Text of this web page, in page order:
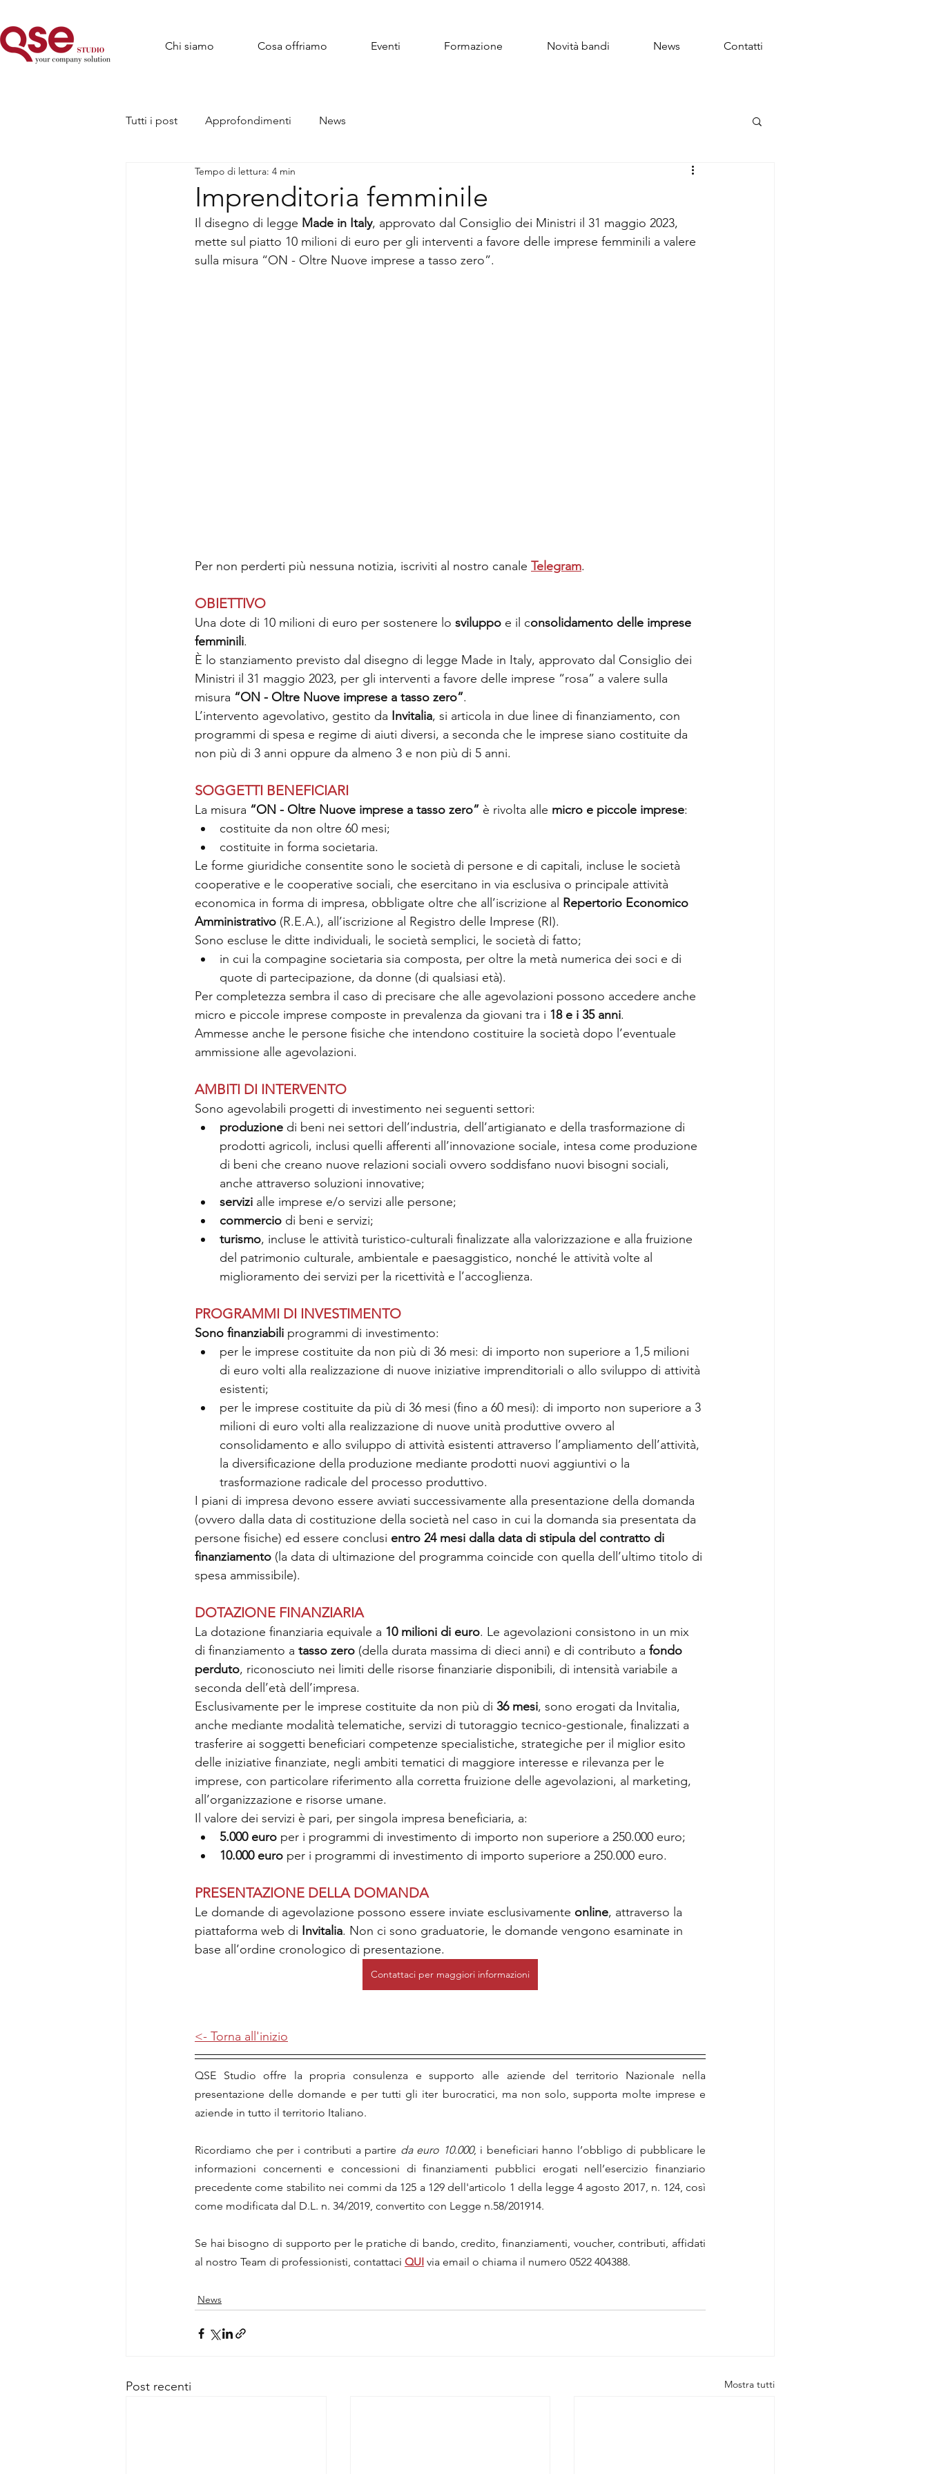
Chi siamo Cosa offriamo Eventi Formazione Novità bandi News Contatti
Tutti i post Approfondimenti News
Imprenditoria femminile
Tempo di lettura: 4 min
Il disegno di legge Made in Italy, approvato dal Consiglio dei Ministri il 31 maggio 2023,
mette sul piatto 10 milioni di euro per gli interventi a favore delle imprese femminili a valere
sulla misura “ON - Oltre Nuove imprese a tasso zero”.
Per non perderti più nessuna notizia, iscriviti al nostro canale Telegram.
OBIETTIVO
Una dote di 10 milioni di euro per sostenere lo sviluppo e il consolidamento delle imprese
femminili.
È lo stanziamento previsto dal disegno di legge Made in Italy, approvato dal Consiglio dei
Ministri il 31 maggio 2023, per gli interventi a favore delle imprese “rosa” a valere sulla
misura “ON - Oltre Nuove imprese a tasso zero”.
L’intervento agevolativo, gestito da Invitalia, si articola in due linee di finanziamento, con
programmi di spesa e regime di aiuti diversi, a seconda che le imprese siano costituite da
non più di 3 anni oppure da almeno 3 e non più di 5 anni.
SOGGETTI BENEFICIARI
La misura “ON - Oltre Nuove imprese a tasso zero” è rivolta alle micro e piccole imprese:
costituite da non oltre 60 mesi;
costituite in forma societaria.
Le forme giuridiche consentite sono le società di persone e di capitali, incluse le società
cooperative e le cooperative sociali, che esercitano in via esclusiva o principale attività
economica in forma di impresa, obbligate oltre che all’iscrizione al Repertorio Economico
Amministrativo (R.E.A.), all’iscrizione al Registro delle Imprese (RI).
Sono escluse le ditte individuali, le società semplici, le società di fatto;
in cui la compagine societaria sia composta, per oltre la metà numerica dei soci e di
quote di partecipazione, da donne (di qualsiasi età).
Per completezza sembra il caso di precisare che alle agevolazioni possono accedere anche
micro e piccole imprese composte in prevalenza da giovani tra i 18 e i 35 anni.
Ammesse anche le persone fisiche che intendono costituire la società dopo l’eventuale
ammissione alle agevolazioni.
AMBITI DI INTERVENTO
Sono agevolabili progetti di investimento nei seguenti settori:
produzione di beni nei settori dell’industria, dell’artigianato e della trasformazione di
prodotti agricoli, inclusi quelli afferenti all’innovazione sociale, intesa come produzione
di beni che creano nuove relazioni sociali ovvero soddisfano nuovi bisogni sociali,
anche attraverso soluzioni innovative;
servizi alle imprese e/o servizi alle persone;
commercio di beni e servizi;
turismo, incluse le attività turistico-culturali finalizzate alla valorizzazione e alla fruizione
del patrimonio culturale, ambientale e paesaggistico, nonché le attività volte al
miglioramento dei servizi per la ricettività e l’accoglienza.
PROGRAMMI DI INVESTIMENTO
Sono finanziabili programmi di investimento:
per le imprese costituite da non più di 36 mesi: di importo non superiore a 1,5 milioni
di euro volti alla realizzazione di nuove iniziative imprenditoriali o allo sviluppo di attività
esistenti;
per le imprese costituite da più di 36 mesi (fino a 60 mesi): di importo non superiore a 3
milioni di euro volti alla realizzazione di nuove unità produttive ovvero al
consolidamento e allo sviluppo di attività esistenti attraverso l’ampliamento dell’attività,
la diversificazione della produzione mediante prodotti nuovi aggiuntivi o la
trasformazione radicale del processo produttivo.
I piani di impresa devono essere avviati successivamente alla presentazione della domanda
(ovvero dalla data di costituzione della società nel caso in cui la domanda sia presentata da
persone fisiche) ed essere conclusi entro 24 mesi dalla data di stipula del contratto di
finanziamento (la data di ultimazione del programma coincide con quella dell’ultimo titolo di
spesa ammissibile).
DOTAZIONE FINANZIARIA
La dotazione finanziaria equivale a 10 milioni di euro. Le agevolazioni consistono in un mix
di finanziamento a tasso zero (della durata massima di dieci anni) e di contributo a fondo
perduto, riconosciuto nei limiti delle risorse finanziarie disponibili, di intensità variabile a
seconda dell’età dell’impresa.
Esclusivamente per le imprese costituite da non più di 36 mesi, sono erogati da Invitalia,
anche mediante modalità telematiche, servizi di tutoraggio tecnico-gestionale, finalizzati a
trasferire ai soggetti beneficiari competenze specialistiche, strategiche per il miglior esito
delle iniziative finanziate, negli ambiti tematici di maggiore interesse e rilevanza per le
imprese, con particolare riferimento alla corretta fruizione delle agevolazioni, al marketing,
all’organizzazione e risorse umane.
Il valore dei servizi è pari, per singola impresa beneficiaria, a:
5.000 euro per i programmi di investimento di importo non superiore a 250.000 euro;
10.000 euro per i programmi di investimento di importo superiore a 250.000 euro.
PRESENTAZIONE DELLA DOMANDA
Le domande di agevolazione possono essere inviate esclusivamente online, attraverso la
piattaforma web di Invitalia. Non ci sono graduatorie, le domande vengono esaminate in
base all’ordine cronologico di presentazione.
Contattaci per maggiori informazioni
<- Torna all'inizio
QSE Studio offre la propria consulenza e supporto alle aziende del territorio Nazionale nella
presentazione delle domande e per tutti gli iter burocratici, ma non solo, supporta molte imprese e
aziende in tutto il territorio Italiano.
Ricordiamo che per i contributi a partire da euro 10.000, i beneficiari hanno l’obbligo di pubblicare le
informazioni concernenti e concessioni di finanziamenti pubblici erogati nell’esercizio finanziario
precedente come stabilito nei commi da 125 a 129 dell'articolo 1 della legge 4 agosto 2017, n. 124, così
come modificata dal D.L. n. 34/2019, convertito con Legge n.58/201914.
Se hai bisogno di supporto per le pratiche di bando, credito, finanziamenti, voucher, contributi, affidati
al nostro Team di professionisti, contattaci QUI via email o chiama il numero 0522 404388.
News
Post recenti Mostra tutti